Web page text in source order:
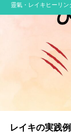
靈氣・レイキヒーリン
レイキの実践